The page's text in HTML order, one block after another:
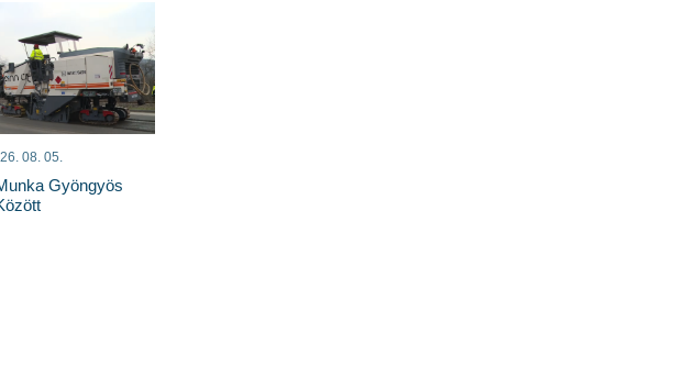
08. 05.
Gyöngyös